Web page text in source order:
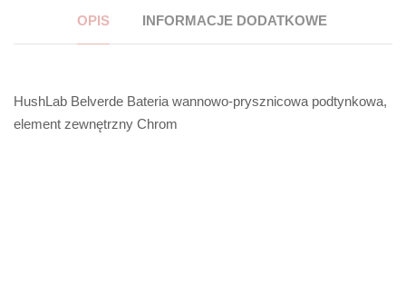
OPIS INFORMACJE DODATKOWE
HushLab Belverde Bateria wannowo-prysznicowa podtynkowa,
element zewnętrzny Chrom